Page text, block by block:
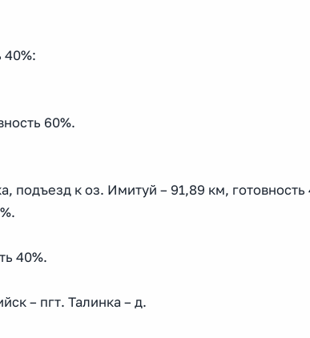
40%:
60%.
подъезд к оз. Имитуй – 91,89 км, готовность
40%.
– пгт. Талинка – д.